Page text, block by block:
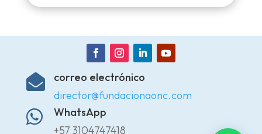

correo electrónico
director@fundacionaonc.com

WhatsApp
+57 3104747418